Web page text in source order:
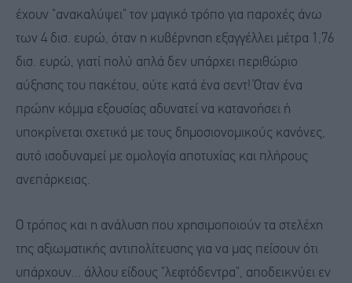
έχουν "ανακαλύψει" τον μαγικό τρόπο για παροχές άνω
των 4 δισ. ευρώ, όταν η κυβέρνηση εξαγγέλλει μέτρα 1,76
δισ. ευρώ, γιατί πολύ απλά δεν υπάρχει περιθώριο
αύξησης του πακέτου, ούτε κατά ένα σεντ! Όταν ένα
πρώην κόμμα εξουσίας αδυνατεί να κατανοήσει ή
υποκρίνεται σχετικά με τους δημοσιονομικούς κανόνες,
αυτό ισοδυναμεί με ομολογία αποτυχίας και πλήρους
ανεπάρκειας.
Ο τρόπος και η ανάλυση που χρησιμοποιούν τα στελέχη
της αξιωματικής αντιπολίτευσης για να μας πείσουν ότι
υπάρχουν... άλλου είδους "λεφτόδεντρα", αποδεικνύει εν